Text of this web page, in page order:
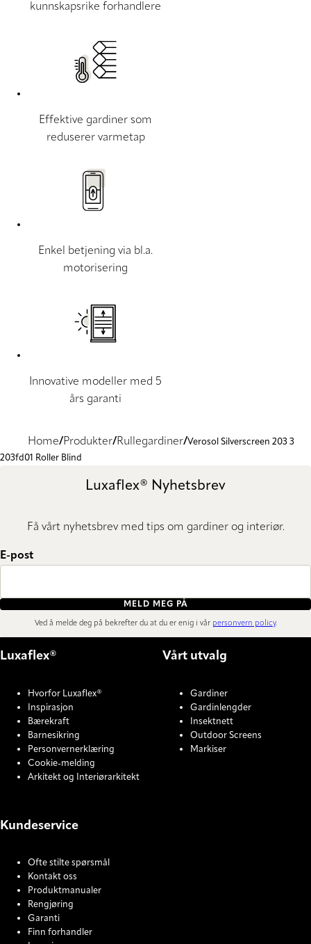
kunnskapsrike forhandlere
Effektive gardiner som
reduserer varmetap
Enkel betjening via bl.a.
motorisering
Innovative modeller med 5
års garanti
Home Produkter Rullegardiner Verosol Silverscreen 203 3
203fd01 Roller Blind
Luxaflex® Nyhetsbrev
Få vårt nyhetsbrev med tips om gardiner og interiør.
E-post
MELD MEG PÅ
Ved å melde deg på bekrefter du at du er enig i vår personvern policy.
Luxaflex®
Hvorfor Luxaflex®
Inspirasjon
Bærekraft
Barnesikring
Personvernerklæring
Cookie-melding
Arkitekt og Interiørarkitekt
Vårt utvalg
Gardiner
Gardinlengder
Insektnett
Outdoor Screens
Markiser
Kundeservice
Ofte stilte spørsmål
Kontakt oss
Produktmanualer
Rengjøring
Garanti
Finn forhandler